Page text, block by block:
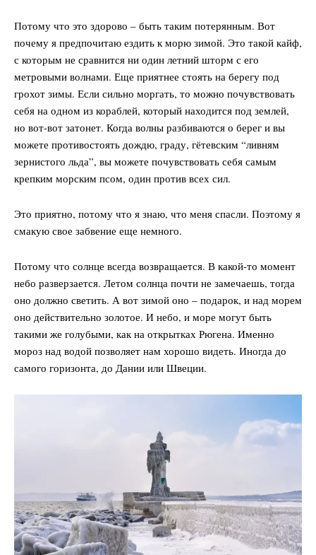
Потому что это здорово – быть таким потерянным. Вот
почему я предпочитаю ездить к морю зимой. Это такой кайф,
с которым не сравнится ни один летний шторм с его
метровыми волнами. Еще приятнее стоять на берегу под
грохот зимы. Если сильно моргать, то можно почувствовать
себя на одном из кораблей, который находится под землей,
но вот-вот затонет. Когда волны разбиваются о берег и вы
можете противостоять дождю, граду, гётевским “ливням
зернистого льда”, вы можете почувствовать себя самым
крепким морским псом, один против всех сил.
Это приятно, потому что я знаю, что меня спасли. Поэтому я
смакую свое забвение еще немного.
Потому что солнце всегда возвращается. В какой-то момент
небо разверзается. Летом солнца почти не замечаешь, тогда
оно должно светить. А вот зимой оно – подарок, и над морем
оно действительно золотое. И небо, и море могут быть
такими же голубыми, как на открытках Рюгена. Именно
мороз над водой позволяет нам хорошо видеть. Иногда до
самого горизонта, до Дании или Швеции.